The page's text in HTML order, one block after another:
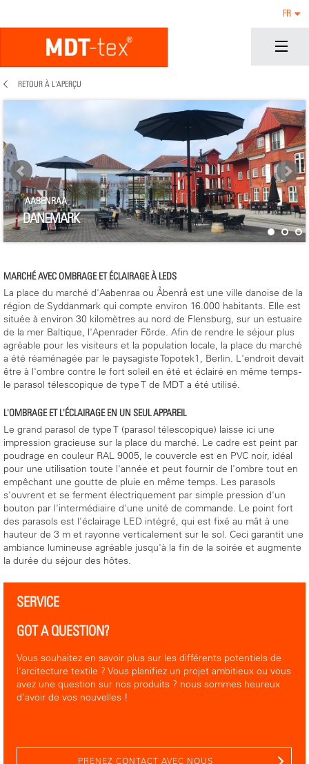
FR
RETOUR À L'APERÇU
AABENRAA
DANEMARK
MARCHÉ AVEC OMBRAGE ET ÉCLAIRAGE À LEDS
La place du marché d'Aabenraa ou Åbenrå est une ville danoise de la
région de Syddanmark qui compte environ 16.000 habitants. Elle est
située à environ 30 kilomètres au nord de Flensburg, sur un estuaire
de la mer Baltique, l'Apenrader Förde. Afin de rendre le séjour plus
agréable pour les visiteurs et la population locale, la place du marché
a été réaménagée par le paysagiste Topotek1, Berlin. L'endroit devait
être à l'ombre contre le fort soleil en été et éclairé en même temps -
le parasol télescopique de type T de MDT a été utilisé.
L'OMBRAGE ET L'ÉCLAIRAGE EN UN SEUL APPAREIL
Le grand parasol de type T (parasol télescopique) laisse ici une
impression gracieuse sur la place du marché. Le cadre est peint par
poudrage en couleur RAL 9005, le couvercle est en PVC noir, idéal
pour une utilisation toute l'année et peut fournir de l'ombre tout en
empêchant une goutte de pluie en même temps. Les parasols
s'ouvrent et se ferment électriquement par simple pression d'un
bouton par l'intermédiaire d'une unité de commande. Le point fort
des parasols est l'éclairage LED intégré, qui est fixé au mât à une
hauteur de 3 m et rayonne verticalement sur le sol. Ceci garantit une
ambiance lumineuse agréable jusqu'à la fin de la soirée et augmente
la durée du séjour des hôtes.
SERVICE
GOT A QUESTION?
Vous souhaitez en savoir plus sur les différents potentiels de
l'arcitecture textile ? Vous planifiez un projet ambitieux ou vous
avez une question sur nos produits ? nous sommes heureux
d'avoir de vos nouvelles !
PRENEZ CONTACT AVEC NOUS